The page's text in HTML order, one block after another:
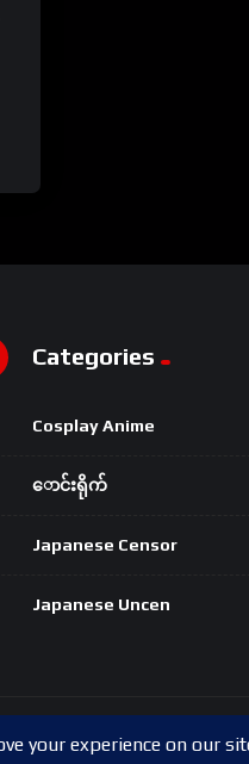
Categories
Cosplay Anime
ောင်းရိုက်
Japanese Censor
Japanese Uncen